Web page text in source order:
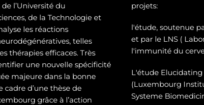
l’Université du
de la Technologie et
les réactions
telles
thérapies efficaces. Très
une nouvelle spécificité
majeure dans la bonne
cadre d’une thèse de
grâce à l’action
projets:
l'étude, soutenue
et par le LNS (
l'immunité du
L'étude
(Luxembourg
Systeme